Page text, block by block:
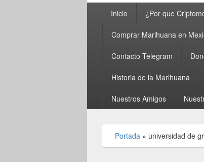
principalInicio ¿Por que
Comprar Marihuana en
Contacto Telegram
Historia de la Marihuana
Nuestros Amigos
Portada » universidad de